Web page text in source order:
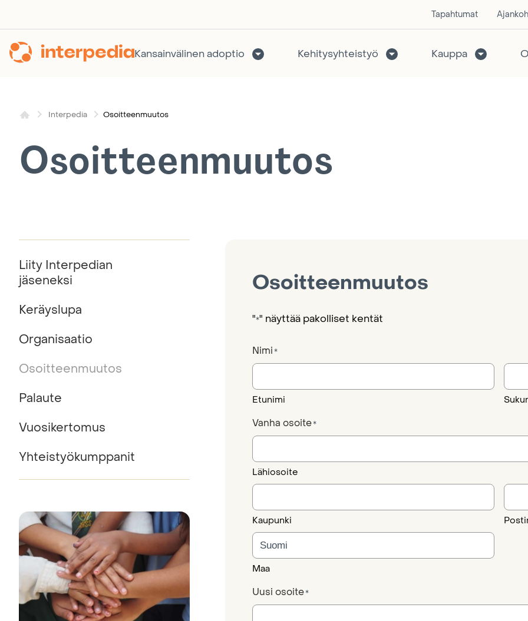
Tapahtumat
Kansainvälinen adoptio Kehitysyhteistyö Kauppa
Interpedia Osoitteenmuutos
Osoitteenmuutos
Liity Interpedian
jäseneksi
Keräyslupa
Organisaatio
Osoitteenmuutos
Palaute
Vuosikertomus
Yhteistyökumppanit
Osoitteenmuutos
"*" näyttää pakolliset kentät
Nimi*
Etunimi
Vanha osoite*
Lähiosoite
Kaupunki
Maa
Uusi osoite*